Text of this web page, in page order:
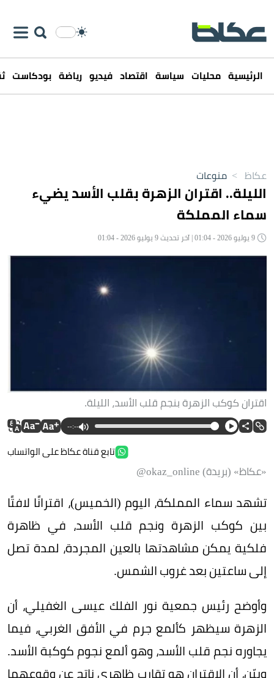
الرئيسية محليات سياسة اقتصاد فيديو رياضة بودكاست
عكاظ > منوعات
الليلة.. اقتران الزهرة بقلب الأسد يضيء
سماء المملكة
اقتران كوكب الزهرة بنجم قلب الأسد، الليلة.
--:--
تابع قناة عكاظ على الواتساب
«عكاظ» (بريدة) okaz_online@
تشهد سماء المملكة، اليوم (الخميس)، اقترانًا لافتًا
بين كوكب الزهرة ونجم قلب الأسد، في ظاهرة
فلكية يمكن مشاهدتها بالعين المجردة، لمدة تصل
إلى ساعتين بعد غروب الشمس.
وأوضح رئيس جمعية نور الفلك عيسى الغفيلي، أن
الزهرة سيظهر كألمع جرم في الأفق الغربي، فيما
يجاوره نجم قلب الأسد، وهو ألمع نجوم كوكبة الأسد.